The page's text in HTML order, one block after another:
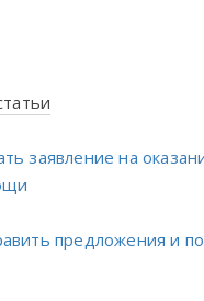
заявление на
предложения и